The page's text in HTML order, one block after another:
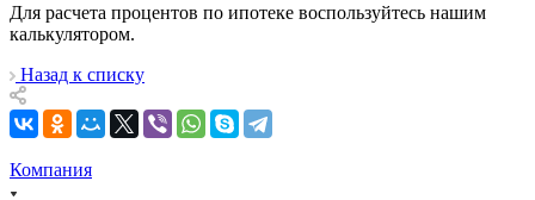
Для расчета процентов по ипотеке воспользуйтесь нашим
калькулятором.
Назад к списку
Компания